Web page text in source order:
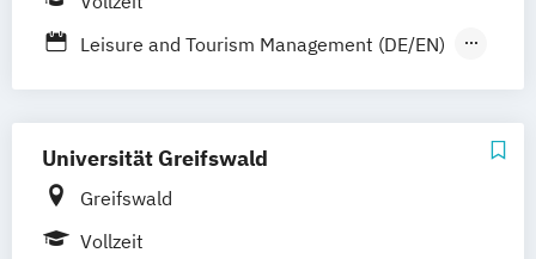
Leisure and Tourism Management (DE/EN)
Universität Greifswald
Greifswald
Vollzeit